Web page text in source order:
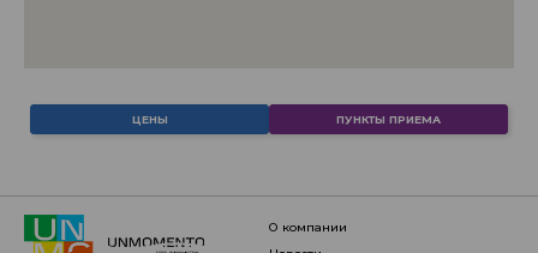
ЦЕНЫ ПУНКТЫ ПРИЕМА
о компании